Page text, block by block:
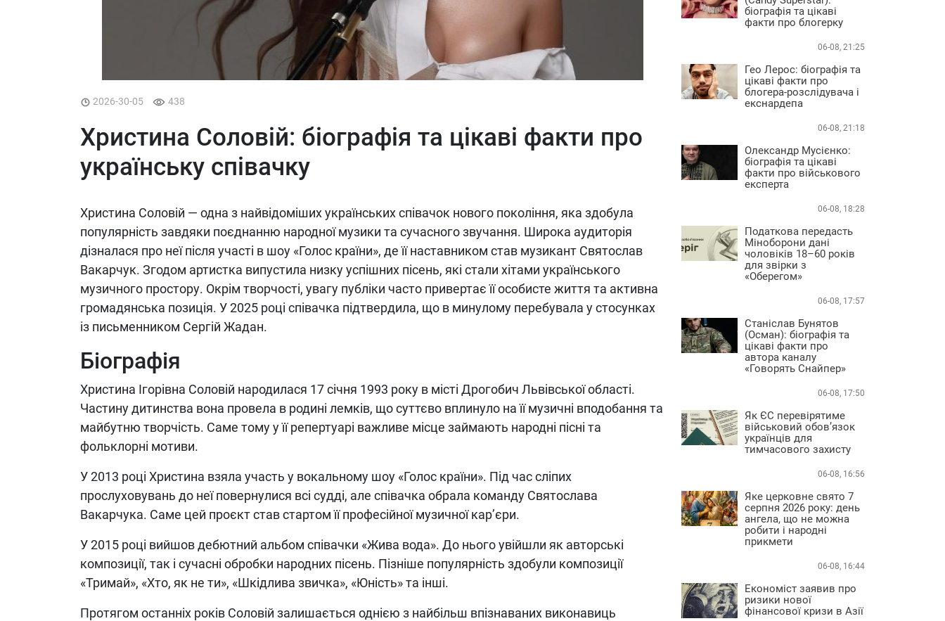
2026-30-05 438
Христина Соловій: біографія та цікаві факти про
українську співачку
Христина Соловій — одна з найвідоміших українських співачок нового покоління, яка здобула
популярність завдяки поєднанню народної музики та сучасного звучання. Широка аудиторія
дізналася про неї після участі в шоу «Голос країни», де її наставником став музикант Святослав
Вакарчук. Згодом артистка випустила низку успішних пісень, які стали хітами українського
музичного простору. Окрім творчості, увагу публіки часто привертає її особисте життя та активна
громадянська позиція. У 2025 році співачка підтвердила, що в минулому перебувала у стосунках
із письменником Сергій Жадан.
Біографія
Христина Ігорівна Соловій народилася 17 січня 1993 року в місті Дрогобич Львівської області.
Частину дитинства вона провела в родині лемків, що суттєво вплинуло на її музичні вподобання та
майбутню творчість. Саме тому у її репертуарі важливе місце займають народні пісні та
фольклорні мотиви.
У 2013 році Христина взяла участь у вокальному шоу «Голос країни». Під час сліпих
прослуховувань до неї повернулися всі судді, але співачка обрала команду Святослава
Вакарчука. Саме цей проєкт став стартом її професійної музичної кар’єри.
У 2015 році вийшов дебютний альбом співачки «Жива вода». До нього увійшли як авторські
композиції, так і сучасні обробки народних пісень. Пізніше популярність здобули композиції
«Тримай», «Хто, як не ти», «Шкідлива звичка», «Юність» та інші.
Протягом останніх років Соловій залишається однією з найбільш впізнаваних виконавиць
біографія та цікаві
факти про блогерку
06-08, 21:25
Гео Лерос: біографія та
цікаві факти про
блогера-розслідувача і
екснардепа
06-08, 21:18
Олександр Мусієнко:
біографія та цікаві
факти про військового
експерта
06-08, 18:28
Податкова передасть
Міноборони дані
чоловіків 18–60 років
для звірки з
«Оберегом»
06-08, 17:57
Станіслав Бунятов
(Осман): біографія та
цікаві факти про
автора каналу
«Говорять Снайпер»
06-08, 17:50
Як ЄС перевірятиме
військовий обов’язок
українців для
тимчасового захисту
06-08, 16:56
Яке церковне свято 7
серпня 2026 року: день
ангела, що не можна
робити і народні
прикмети
06-08, 16:44
Економіст заявив про
ризики нової
фінансової кризи в Азії